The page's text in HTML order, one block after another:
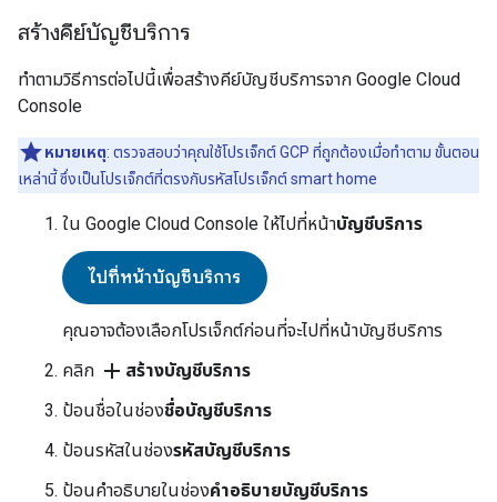
สร้างคีย์บัญชีบริการ
ทำตามวิธีการต่อไปนี้เพื่อสร้างคีย์บัญชีบริการจาก Google Cloud
Console
หมายเหตุ: ตรวจสอบว่าคุณใช้โปรเจ็กต์ GCP ที่ถูกต้องเมื่อทำตาม ขั้นตอน
เหล่านี้ ซึ่งเป็นโปรเจ็กต์ที่ตรงกับรหัสโปรเจ็กต์smart home
ใน Google Cloud Console ให้ไปที่หน้าบัญชีบริการ
ไปที่หน้าบัญชีบริการ
คุณอาจต้องเลือกโปรเจ็กต์ก่อนที่จะไปที่หน้าบัญชีบริการ
คลิก add สร้างบัญชีบริการ
ป้อนชื่อในช่องชื่อบัญชีบริการ
ป้อนรหัสในช่องรหัสบัญชีบริการ
ป้อนคำอธิบายในช่องคำอธิบายบัญชีบริการ